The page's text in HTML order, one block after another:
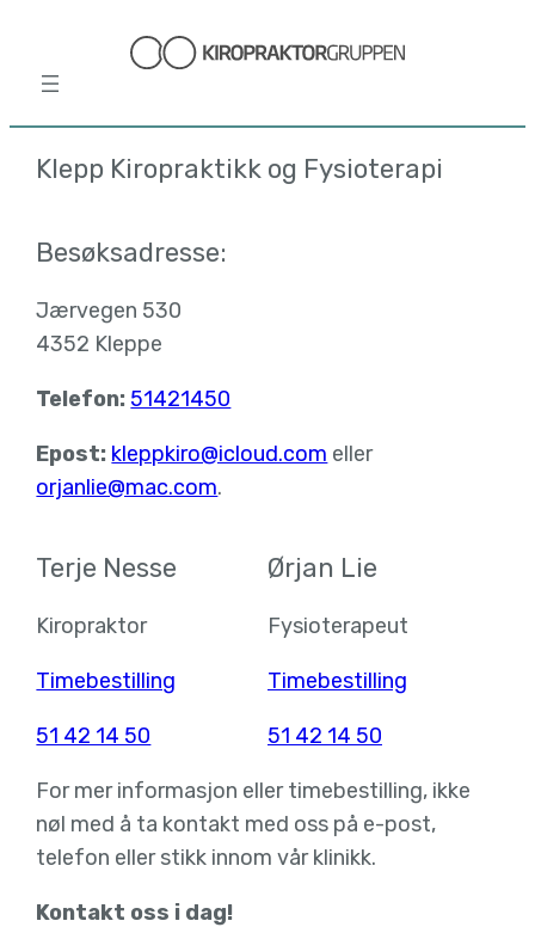
innhold
Klepp Kiropraktikk og Fysioterapi
Besøksadresse:
Jærvegen 530
4352 Kleppe
Telefon: 51421450
Epost: kleppkiro@icloud.com eller
orjanlie@mac.com.
Terje Nesse
Kiropraktor
Timebestilling
51 42 14 50
Ørjan Lie
Fysioterapeut
Timebestilling
51 42 14 50
For mer informasjon eller timebestilling, ikke
nøl med å ta kontakt med oss på e-post,
telefon eller stikk innom vår klinikk.
Kontakt oss i dag!